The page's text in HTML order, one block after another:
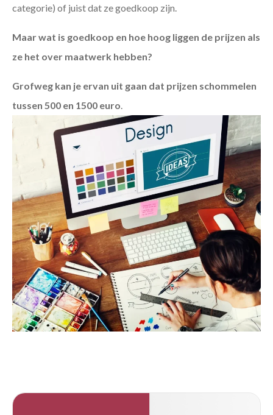
categorie) of juist dat ze goedkoop zijn.
Maar wat is goedkoop en hoe hoog liggen de prijzen als
ze het over maatwerk hebben?
Grofweg kan je ervan uit gaan dat prijzen schommelen
tussen 500 en 1500 euro.